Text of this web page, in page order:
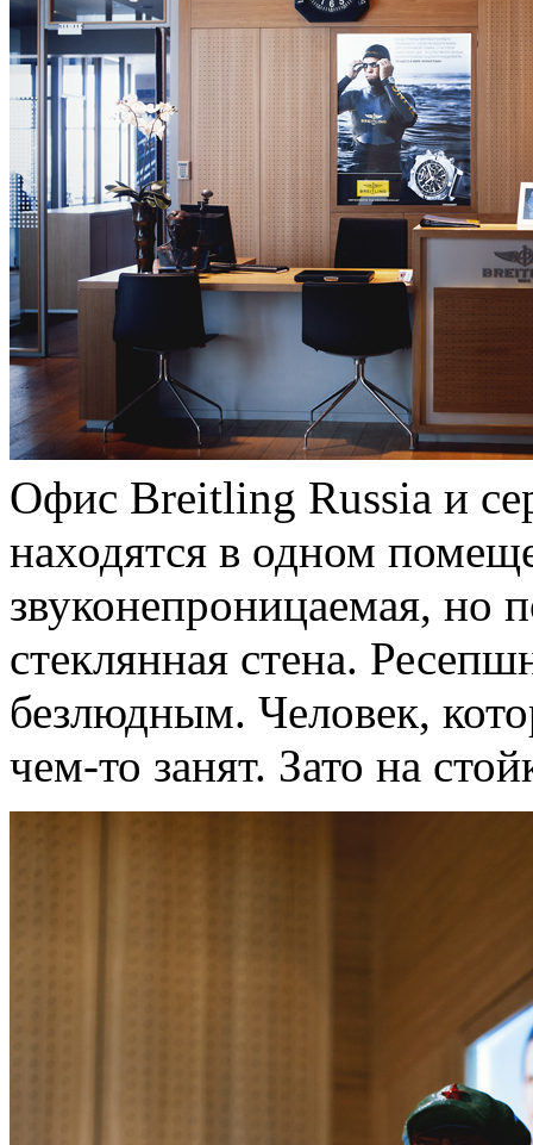
Офис Breitling Russia и
находятся в одном
звуконепроницаемая, но
стеклянная стена.
безлюдным. Человек,
чем-то занят. Зато на